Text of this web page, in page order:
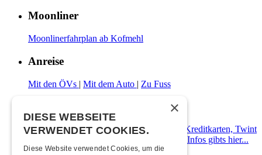
Moonliner
Moonlinerfahrplan ab Kofmehl
Anreise
Mit den ÖVs | Mit dem Auto | Zu Fuss
Bei uns kann mit allen gängigen Debit- & Kreditkarten, Twint
sowie Bargeld bezahlt werden. Detaillierte Infos gibts hier...
×
DIESE WEBSEITE
VERWENDET COOKIES.
Diese Website verwendet Cookies, um die